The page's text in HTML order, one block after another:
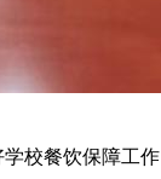
校餐饮保障工